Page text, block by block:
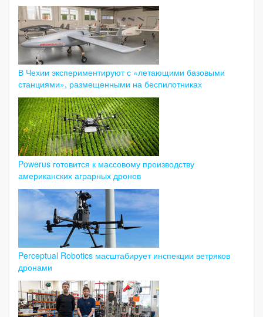
В Чехии экспериментируют с «летающими базовыми
станциями», размещенными на беспилотниках
Powerus готовится к массовому производству
американских аграрных дронов
Perceptual Robotics масштабирует инспекции ветряков
дронами